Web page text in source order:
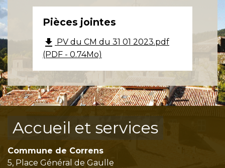
Pièces jointes
file_download PV du CM du 31 01 2023.pdf
(PDF - 0.74Mo)
Accueil et services
Commune de Correns
5, Place Général de Gaulle